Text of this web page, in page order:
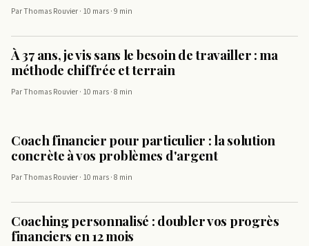
Par Thomas Rouvier · 10 mars · 9 min
À 37 ans, je vis sans le besoin de travailler : ma
méthode chiffrée et terrain
Par Thomas Rouvier · 10 mars · 8 min
Coach financier pour particulier : la solution
concrète à vos problèmes d'argent
Par Thomas Rouvier · 10 mars · 8 min
Coaching personnalisé : doubler vos progrès
financiers en 12 mois